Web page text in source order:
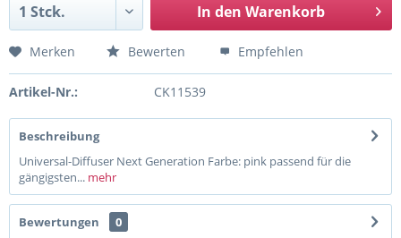
In den Warenkorb
Merken Bewerten Empfehlen
Artikel-Nr.: CK11539
Beschreibung
Universal-Diffuser Next Generation Farbe: pink passend für die
gängigsten... mehr
Bewertungen
0